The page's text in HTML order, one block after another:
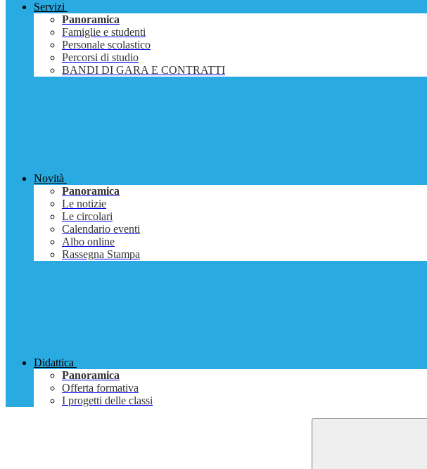
Servizi
Panoramica
Famiglie e studenti
Personale scolastico
Percorsi di studio
BANDI DI GARA E CONTRATTI
Novità
Panoramica
Le notizie
Le circolari
Calendario eventi
Albo online
Rassegna Stampa
Didattica
Panoramica
Offerta formativa
I progetti delle classi